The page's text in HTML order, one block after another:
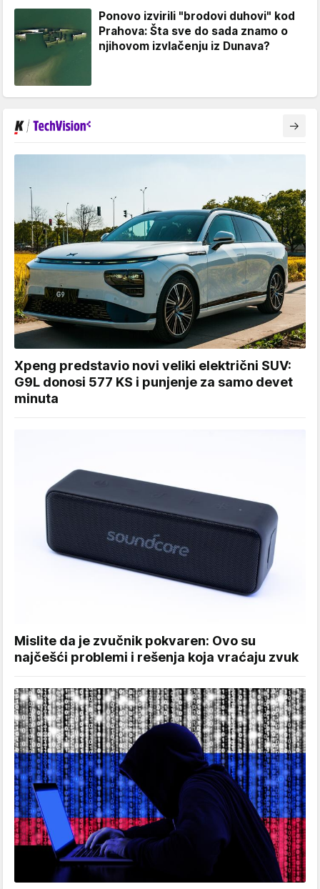
Ponovo izvirili "brodovi duhovi" kod
Prahova: Šta sve do sada znamo o
njihovom izvlačenju iz Dunava?
Xpeng predstavio novi veliki električni SUV:
G9L donosi 577 KS i punjenje za samo devet
minuta
Mislite da je zvučnik pokvaren: Ovo su
najčešći problemi i rešenja koja vraćaju zvuk